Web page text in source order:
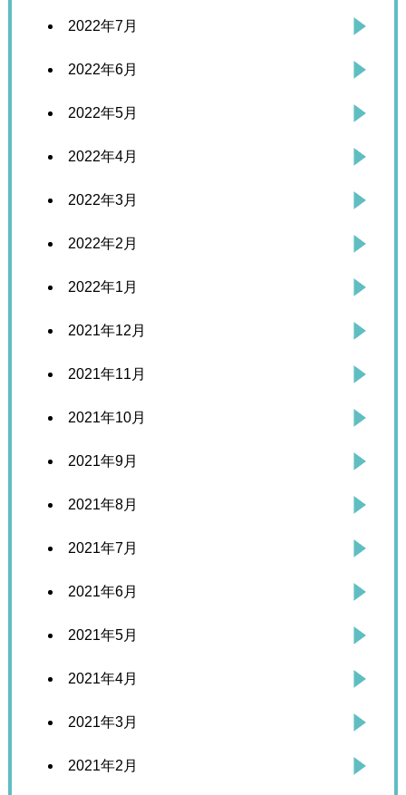
2022年7月
2022年6月
2022年5月
2022年4月
2022年3月
2022年2月
2022年1月
2021年12月
2021年11月
2021年10月
2021年9月
2021年8月
2021年7月
2021年6月
2021年5月
2021年4月
2021年3月
2021年2月